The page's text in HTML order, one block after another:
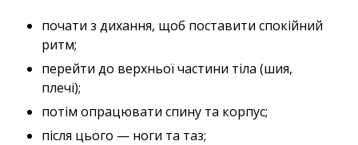
почати з дихання, щоб поставити спокійний
ритм;
перейти до верхньої частини тіла (шия,
плечі);
потім опрацювати спину та корпус;
після цього — ноги та таз;